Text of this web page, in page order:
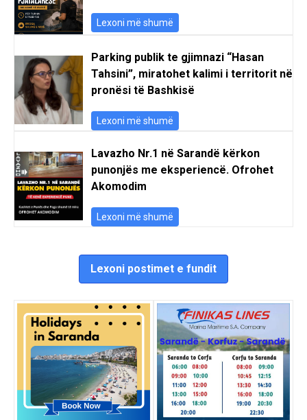
Lexoni më shumë
Parking publik te gjimnazi “Hasan
Tahsini”, miratohet kalimi i territorit në
pronësi të Bashkisë
Lexoni më shumë
Lavazho Nr.1 në Sarandë kërkon
punonjës me eksperiencë. Ofrohet
Akomodim
Lexoni më shumë
Lexoni postimet e fundit